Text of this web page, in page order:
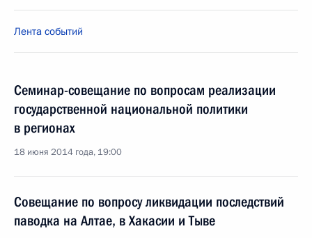
Лента событий
Семинар-совещание по вопросам реализации
государственной национальной политики
в регионах
18 июня 2014 года, 19:00
Совещание по вопросу ликвидации последствий
паводка на Алтае, в Хакасии и Тыве